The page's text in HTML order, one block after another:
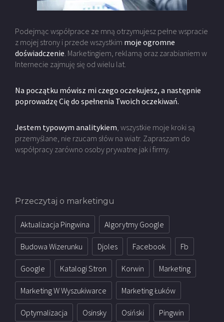
Podejmąc współprace ze mną otrzymujesz pełne wspracie
z mojej strony i przede wszystkim moje ogromne
doświadczenie . Marketingiem, reklamą oraz zarabianiem w
Internecie zajmuję się od wielu lat.
Na początku mówisz mi czego oczekujesz, a następnie
poprowadzę Cię do spełnenia Twoich oczekiwań.
Jestem typowym analitykiem , wszystkie moje kroki są
przemyślane, nie rzucam słów na wiatr. Zapraszam do
współpracy zarówno osoby prywatne jak i firmy.
Przeczytaj o marketingu
Aktualizacja Pingwina Algorytmy Google
Budowa Wizerunku Djoles Facebook Fb
Google Katalogi Stron Korwin Marketing
Marketing W Wyszukiwarce Marketing Łuków
Optymalizacja Osinsky Osiński Pingwin